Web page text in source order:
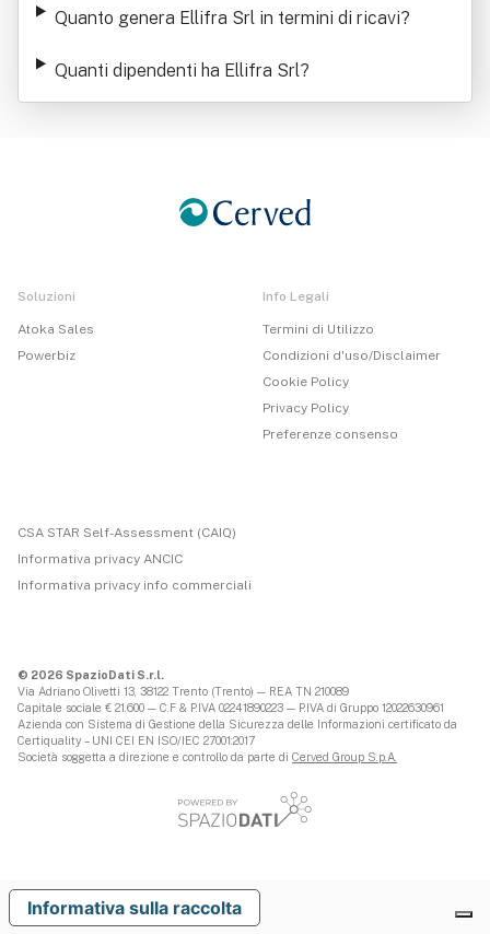
Quanto genera Ellifra Srl in termini di ricavi?
Quanti dipendenti ha Ellifra Srl?
Soluzioni
Atoka Sales
Powerbiz
Info Legali
Termini di Utilizzo
Condizioni d'uso/Disclaimer
Cookie Policy
Privacy Policy
Preferenze consenso
CSA STAR Self-Assessment (CAIQ)
Informativa privacy ANCIC
Informativa privacy info commerciali
© 2026 SpazioDati S.r.l.
Via Adriano Olivetti 13, 38122 Trento (Trento) — REA TN 210089
Capitale sociale € 21.600 — C.F & P.IVA 02241890223 — P.IVA di Gruppo 12022630961
Azienda con Sistema di Gestione della Sicurezza delle Informazioni certificato da
Certiquality – UNI CEI EN ISO/IEC 27001:2017
Società soggetta a direzione e controllo da parte di Cerved Group S.p.A.
Informativa sulla raccolta